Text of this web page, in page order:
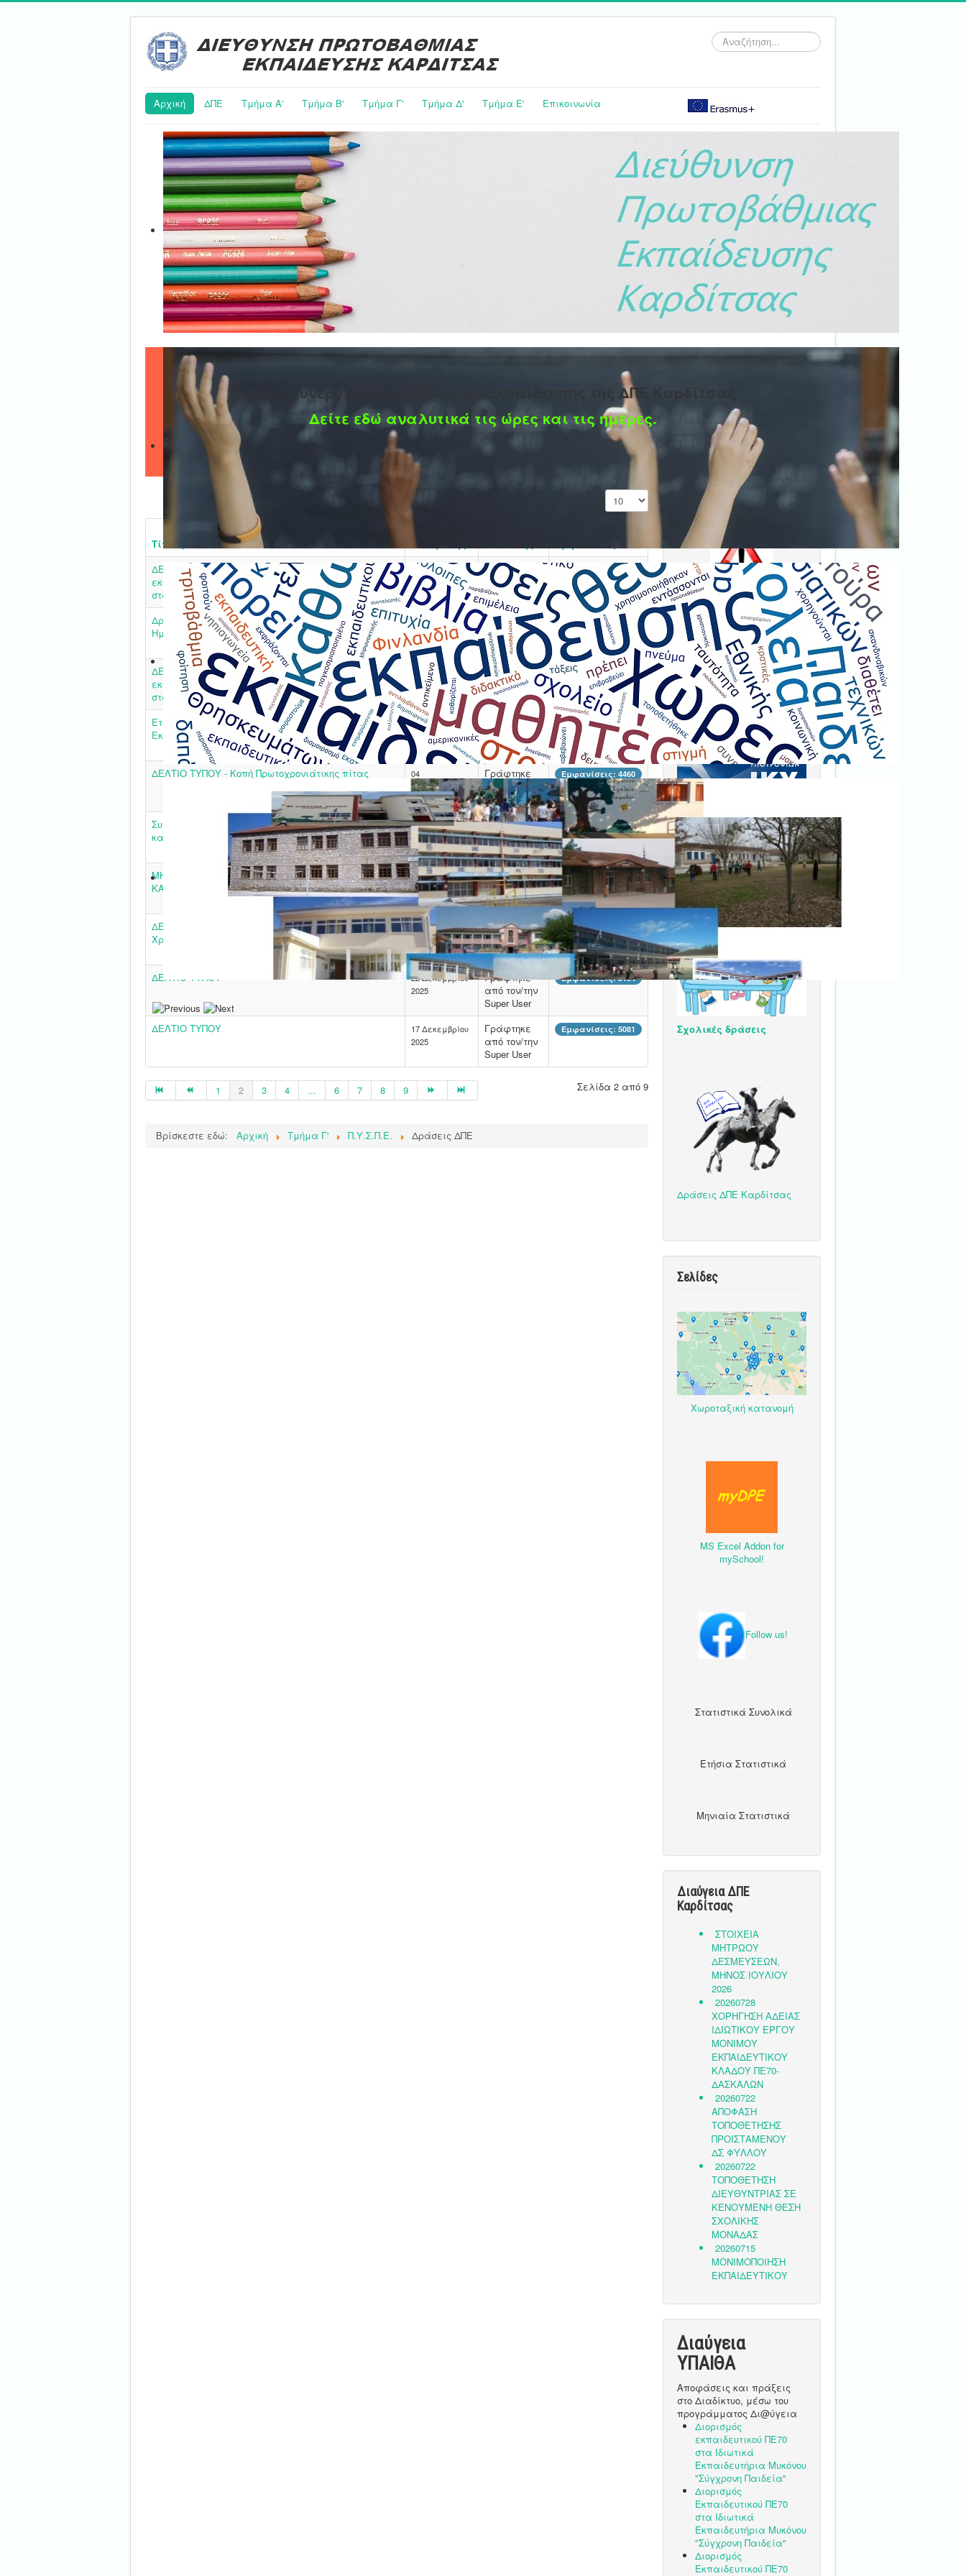
Αναζήτηση...
Αρχική ΔΠΕ Τμήμα Α' Τμήμα Β' Τμήμα Γ' Τμήμα Δ' Τμήμα E' Επικοινωνία
Ημέρες συνεργασίας Συμβούλων Εκπαίδευσης της ΔΠΕ Καρδίτσας
Δείτε εδώ αναλυτικά τις ώρες και τις ημέρες.
Εμφάνιση #
Τίτλος
Ημερομηνία
Μεταβολής
ΔΕΛΤΙΟ ΤΥΠΟΥ - Κινητικότητα στελεχών
εκπαίδευσης και εκπαιδευτικών της ΔΠΕ Καρδίτσας
στα πλαίσια του προγράμματος ERASMUS+
05 Μαρτίου
2026
Γράφτηκε
από τον/την
Super User
Εμφανίσεις: 3768
Δράσεις σχολικών μονάδων για την Πανελλήνια
Ημέρα κατά της βίας στο σχολείο
05 Μαρτίου
2026
Γράφτηκε
από τον/την
Super User
Εμφανίσεις: 3662
ΔΕΛΤΙΟ ΤΥΠΟΥ - Κινητικότητα στελεχών
εκπαίδευσης και εκπαιδευτικών της ΔΠΕ Καρδίτσας
στα πλαίσια του προγράμματος ERASMUS+
19
Φεβρουαρίου
2026
Γράφτηκε
από τον/την
Super User
Εμφανίσεις: 4284
Ετήσια εκδήλωση της Διεύθυνσης Πρωτοβάθμιας
Εκπαίδευσης Καρδίτσας
10
Φεβρουαρίου
2026
Γράφτηκε
από τον/την
Super User
Εμφανίσεις: 4261
ΔΕΛΤΙΟ ΤΥΠΟΥ - Κοπή Πρωτοχρονιάτικης πίτας
04
Φεβρουαρίου
2026
Γράφτηκε
από τον/την
Super User
Εμφανίσεις: 4460
Συνάντηση εργασίας για τη νέα χωροταξική
κατανομή των Νηπιαγωγείων Καρδίτσας
03
Φεβρουαρίου
2026
Γράφτηκε
από τον/την
Super User
Εμφανίσεις: 4241
ΜΗΝΥΜΑ Δ/ΝΤΗ ΠΡΩΤΟΒΑΘΜΙΑΣ ΕΚΠΑΙΔΕΥΣΗΣ
ΚΑΡΔΙΤΣΑΣ ΓΙΑ ΤΟΥΣ ΤΡΕΙΣ ΙΕΡΑΡΧΕΣ
29 Ιανουαρίου
2026
Γράφτηκε
από τον/την
Super User
Εμφανίσεις: 4150
ΔΕΛΤΙΟ ΤΥΠΟΥ - Χειροτεχνώντας Οικολογικά
Χριστούγεννα
08 Ιανουαρίου
2026
Γράφτηκε
από τον/την
Super User
Εμφανίσεις: 5290
ΔΕΛΤΙΟ ΤΥΠΟΥ
22 Δεκεμβρίου
2025
Γράφτηκε
από τον/την
Super User
Εμφανίσεις: 5154
ΔΕΛΤΙΟ ΤΥΠΟΥ
17 Δεκεμβρίου
2025
Γράφτηκε
από τον/την
Super User
Εμφανίσεις: 5081
Σελίδα 2 από 9
1 2 3 4 ... 6 7 8 9
Βρίσκεστε εδώ: Αρχική Τμήμα Γ' Π.Υ.Σ.Π.Ε. Δράσεις ΔΠΕ
Ψηφιακή βεβαίωση
εγγράφου
'Ολα τα έγγραφα προς τις
δημόσιες υπηρεσίες πρέπει
να είναι ψηφιακά
υπογεγραμμένα.
Ξεκινήστε εδώ.
Διαβάστε την αντίστοιχη
νομοθεσίαεδώ.
Erasmus+
Σχολικές δράσεις
Δράσεις ΔΠΕ Καρδίτσας
Σελίδες
Χωροταξική κατανομή
MS Excel Addon for
mySchool!
Follow us!
Στατιστικά Συνολικά
Ετήσια Στατιστικά
Μηνιαία Στατιστικά
Διαύγεια ΔΠΕ
Καρδίτσας
Διαύγεια
ΥΠΑΙΘA
Αποφάσεις και πράξεις
στο Διαδίκτυο, μέσω του
προγράμματος Δι@ύγεια
Διορισμός
εκπαιδευτικού ΠΕ70
στα Ιδιωτικά
Εκπαιδευτήρια Μυκόνου
"Σύγχρονη Παιδεία"
Διορισμός
Εκπαιδευτικού ΠΕ70
στα Ιδιωτικά
Εκπαιδευτήρια Μυκόνου
"Σύγχρονη Παιδεία"
Διορισμός
Εκπαιδευτικού ΠΕ70